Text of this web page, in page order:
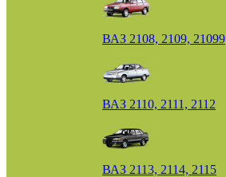
ВАЗ 2108, 2109, 21099
ВАЗ 2110, 2111, 2112
ВАЗ 2113, 2114, 2115